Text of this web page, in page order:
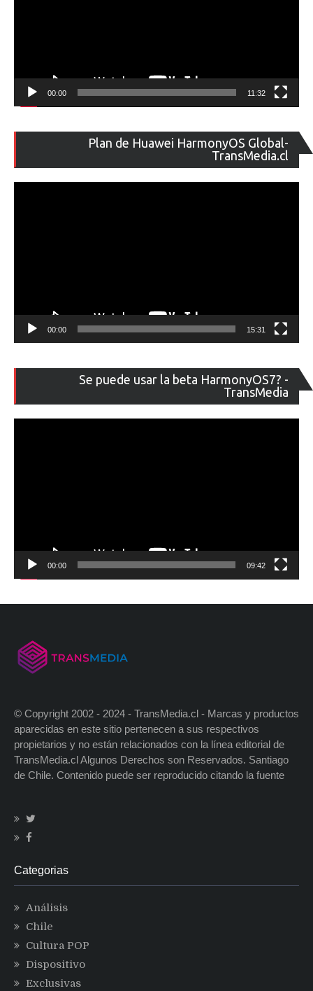
00:00 11:32
Plan de Huawei HarmonyOS Global-
TransMedia.cl
de
00:00 15:31
Se puede usar la beta HarmonyOS7? -
TransMedia
de
00:00 09:42
© Copyright 2002 - 2024 - TransMedia.cl - Marcas y productos
aparecidas en este sitio pertenecen a sus respectivos
propietarios y no están relacionados con la línea editorial de
TransMedia.cl Algunos Derechos son Reservados. Santiago
de Chile. Contenido puede ser reproducido citando la fuente
Categorias
Análisis
Chile
Cultura POP
Dispositivo
Exclusivas